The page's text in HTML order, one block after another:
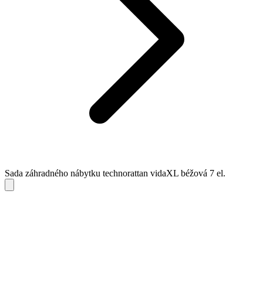
Sada záhradného nábytku technorattan vidaXL béžová 7 el.